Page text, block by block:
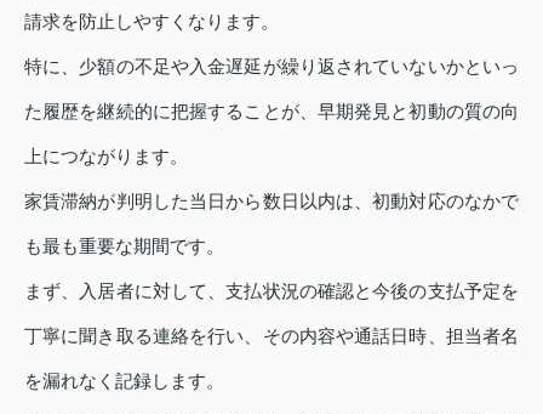
請求を防止しやすくなります。
特に、少額の不足や入金遅延が繰り返されていないかといっ
た履歴を継続的に把握することが、早期発見と初動の質の向
上につながります。
家賃滞納が判明した当日から数日以内は、初動対応のなかで
も最も重要な期間です。
まず、入居者に対して、支払状況の確認と今後の支払予定を
丁寧に聞き取る連絡を行い、その内容や通話日時、担当者名
を漏れなく記録します。